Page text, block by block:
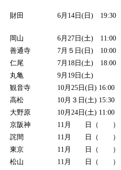
財田
6月14日(日) 19:30
岡山
6月27日(土) 11:00
善通寺
7月５日(日) 10:00
仁尾
7月18日(土) 18:00
丸亀
9月19日(土)
観音寺
10月25日(日) 16:00
高松
10月３日(土) 15:30
大野原
10月24日(土) 11:00
京阪神
11月 日（ ）
詫間
11月 日（ ）
東京
11月 日（ ）
松山
11月 日（ ）